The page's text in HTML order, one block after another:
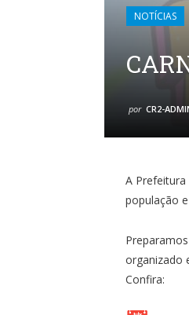
NOTÍCIAS
por CR2-
A Prefeitura
população
organizado
Confira: